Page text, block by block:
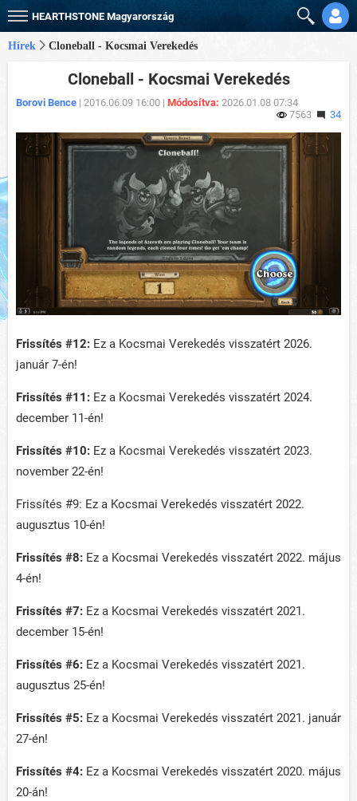
HEARTHSTONE Magyarország
Hírek Cloneball - Kocsmai Verekedés
Cloneball - Kocsmai Verekedés
Borovi Bence | 2016.06.09 16:00 | Módosítva: 2026.01.08 07:34
7563
34
Frissítés #12: Ez a Kocsmai Verekedés visszatért 2026.
január 7-én!
Frissítés #11: Ez a Kocsmai Verekedés visszatért 2024.
december 11-én!
Frissítés #10: Ez a Kocsmai Verekedés visszatért 2023.
november 22-én!
Frissítés #9: Ez a Kocsmai Verekedés visszatért 2022.
augusztus 10-én!
Frissítés #8: Ez a Kocsmai Verekedés visszatért 2022. május
4-én!
Frissítés #7: Ez a Kocsmai Verekedés visszatért 2021.
december 15-én!
Frissítés #6: Ez a Kocsmai Verekedés visszatért 2021.
augusztus 25-én!
Frissítés #5: Ez a Kocsmai Verekedés visszatért 2021. január
27-én!
Frissítés #4: Ez a Kocsmai Verekedés visszatért 2020. május
20-án!